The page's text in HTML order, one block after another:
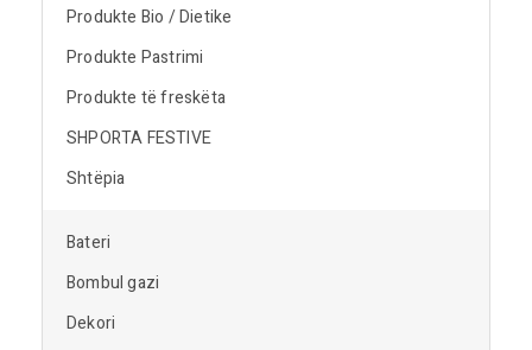
Produkte Bio / Dietike
Produkte Pastrimi
Produkte të freskëta
SHPORTA FESTIVE
Shtëpia
Bateri
Bombul gazi
Dekori